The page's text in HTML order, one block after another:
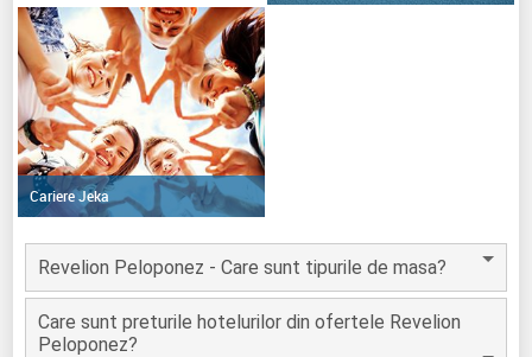
Cariere Jeka
Revelion Peloponez - Care sunt tipurile de masa?
Care sunt preturile hotelurilor din ofertele Revelion
Peloponez?